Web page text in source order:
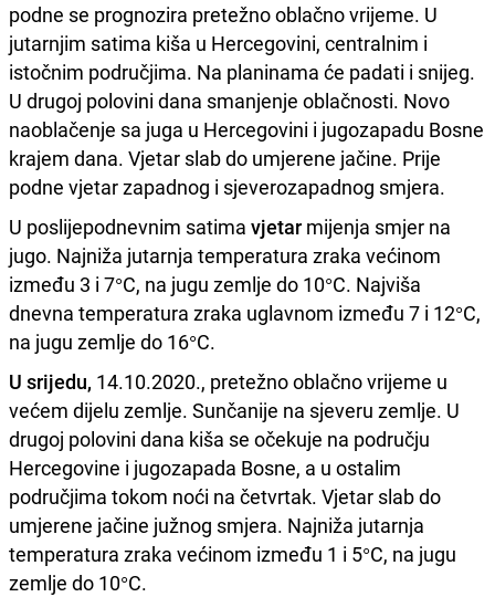
podne se prognozira pretežno oblačno vrijeme. U
jutarnjim satima kiša u Hercegovini, centralnim i
istočnim područjima. Na planinama će padati i snijeg.
U drugoj polovini dana smanjenje oblačnosti. Novo
naoblačenje sa juga u Hercegovini i jugozapadu Bosne
krajem dana. Vjetar slab do umjerene jačine. Prije
podne vjetar zapadnog i sjeverozapadnog smjera.
U poslijepodnevnim satima vjetar mijenja smjer na
jugo. Najniža jutarnja temperatura zraka većinom
između 3 i 7°C, na jugu zemlje do 10°C. Najviša
dnevna temperatura zraka uglavnom između 7 i 12°C,
na jugu zemlje do 16°C.
U srijedu, 14.10.2020., pretežno oblačno vrijeme u
većem dijelu zemlje. Sunčanije na sjeveru zemlje. U
drugoj polovini dana kiša se očekuje na području
Hercegovine i jugozapada Bosne, a u ostalim
područjima tokom noći na četvrtak. Vjetar slab do
umjerene jačine južnog smjera. Najniža jutarnja
temperatura zraka većinom između 1 i 5°C, na jugu
zemlje do 10°C.